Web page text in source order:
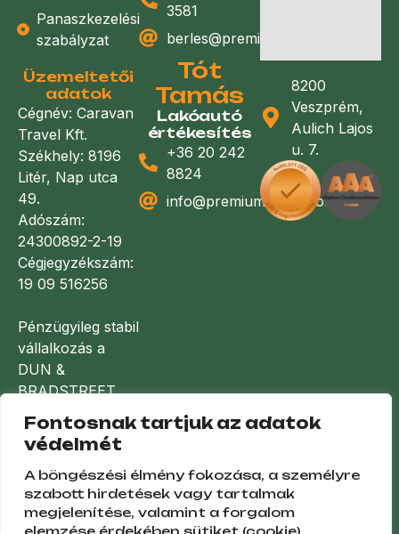
Fontosnak tartjuk az adatok
védelmét
A böngészési élmény fokozása, a személyre
szabott hirdetések vagy tartalmak
megjelenítése, valamint a forgalom
elemzése érdekében sütiket (cookie)
Panaszkezelési
szabályzat
Üzemeltetői
adatok
Cégnév: Caravan
Travel Kft.
Székhely: 8196
Litér, Nap utca
49.
Adószám:
24300892-2-19
Cégjegyzékszám:
19 09 516256
Pénzügyileg stabil
vállalkozás a
DUN &
BRADSTREET
alapján
3581
berles@premiumlakoauto.hu
Tót
Tamás
Lakóautó
értékesítés
+36 20 242
8824
info@premiumlakoauto.hu
8200
Veszprém,
Aulich Lajos
u. 7.